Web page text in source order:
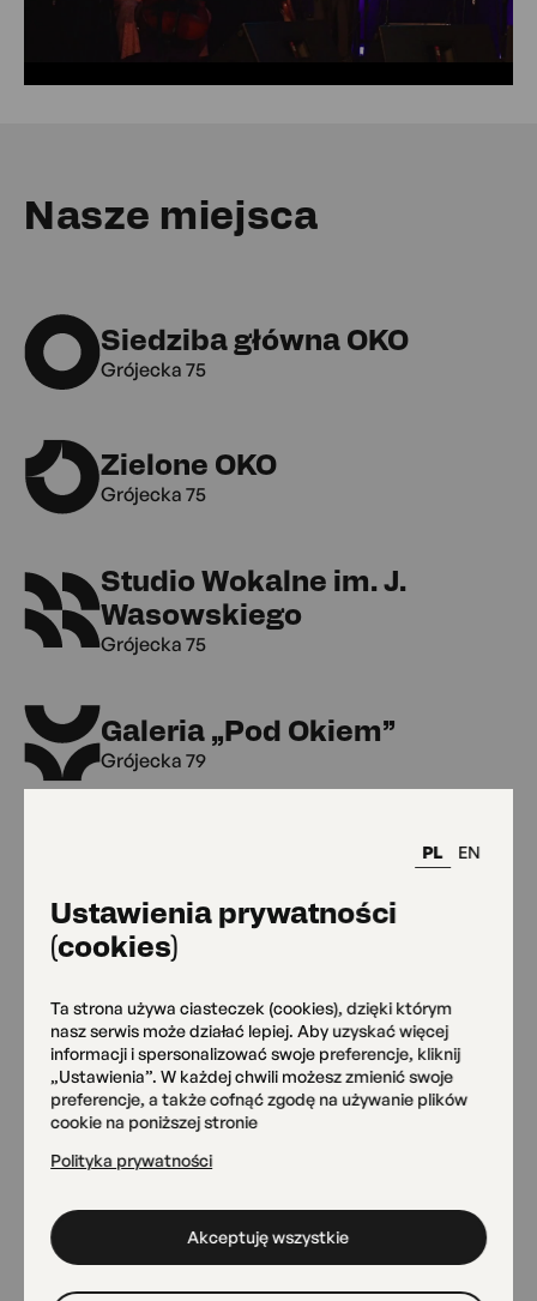
PL EN
Ustawienia prywatności
(cookies)
Ta strona używa ciasteczek (cookies), dzięki którym
nasz serwis może działać lepiej. Aby uzyskać więcej
informacji i spersonalizować swoje preferencje, kliknij
„Ustawienia”. W każdej chwili możesz zmienić swoje
preferencje, a także cofnąć zgodę na używanie plików
cookie na poniższej stronie
Polityka prywatności
Akceptuję wszystkie
Nasze miejsca
Siedziba główna OKO
Grójecka 75
Zielone OKO
Grójecka 75
Studio Wokalne im. J.
Wasowskiego
Grójecka 75
Galeria „Pod Okiem”
Grójecka 79
Grójecka 109
Pracownia Ceramiki
AngobA
Przemyska 18
Magazyn Sztuk